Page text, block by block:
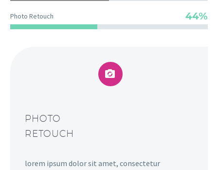
Photo Retouch 44%


PHOTO
RETOUCH
lorem ipsum dolor sit amet, consectetur